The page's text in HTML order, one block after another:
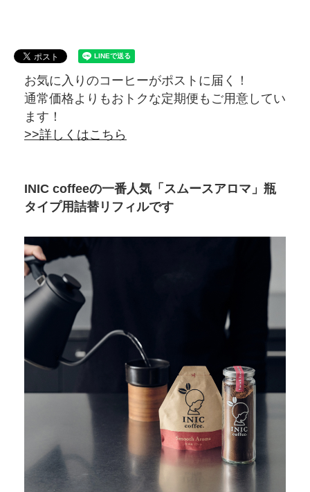
お気に入りのコーヒーがポストに届く！
通常価格よりもおトクな定期便もご用意してい
ます！
>>詳しくはこちら
INIC coffeeの一番人気「スムースアロマ」瓶
タイプ用詰替リフィルです